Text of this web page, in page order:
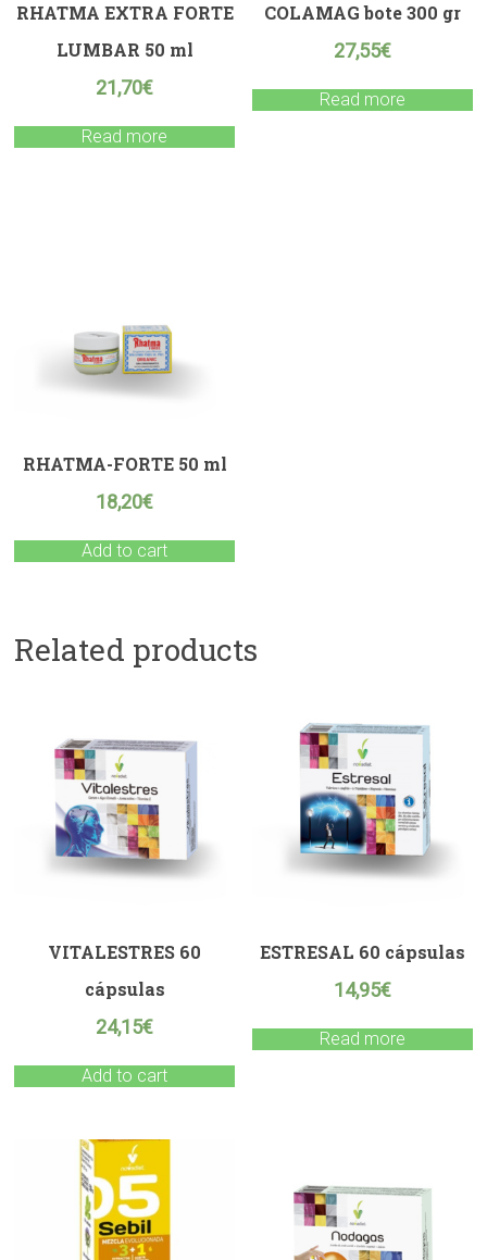
RHATMA EXTRA FORTE
LUMBAR 50 ml
21,70€
Read more
COLAMAG bote 300 gr
27,55€
Read more
RHATMA-FORTE 50 ml
18,20€
Add to cart
Related products
VITALESTRES 60
cápsulas
24,15€
Add to cart
ESTRESAL 60 cápsulas
14,95€
Read more